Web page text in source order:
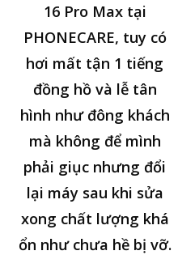
16 Pro Max tại
PHONECARE, tuy có
hơi mất tận 1 tiếng
đồng hồ và lễ tân
hình như đông khách
mà không để mình
phải giục nhưng đổi
lại máy sau khi sửa
xong chất lượng khá
ổn như chưa hề bị vỡ.